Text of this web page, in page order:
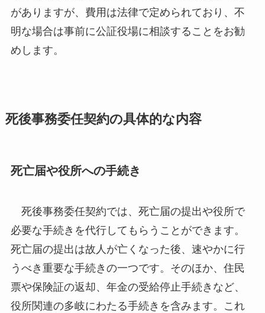
がありますが、費用は法律で定められており、不
明な場合は事前に公証役場に相談することをお勧
めします。
死後事務委任契約の具体的な内容
死亡届や役所への手続き
死後事務委任契約では、死亡届の提出や役所で
必要な手続きを代行してもらうことができます。
死亡届の提出は故人が亡くなった後、速やかに行
うべき重要な手続きの一つです。そのほか、住民
票や保険証の返却、年金の受給停止手続きなど、
役所関連の多岐にわたる手続きを含みます。これ